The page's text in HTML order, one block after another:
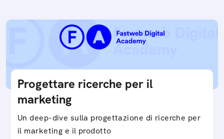
Progettare ricerche per il
marketing
Un deep-dive sulla progettazione di ricerche per
il marketing e il prodotto